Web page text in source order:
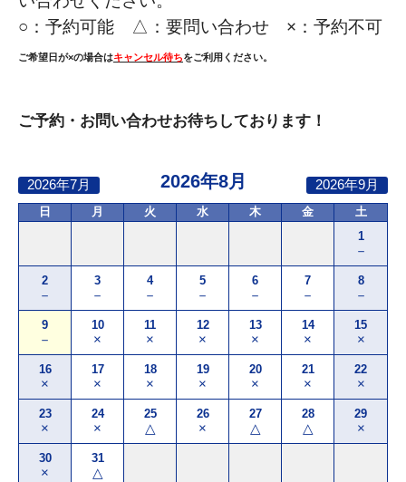
○： 予約可能 △：要問い合わせ ×：予約不可
ご希望日が×の場合はキャンセル待ちをご利用ください。
ご予約・お問い合わせお待ちしております！
2026年8月
日 月 火 水 木 金
土
1
－
2
－
3
－
4
－
5
－
6
－
7
－
8
－
9
－
10
×
11
×
12
×
13
×
14
×
15
×
16
×
17
×
18
×
19
×
20
×
21
×
22
×
23
×
24
×
25
△
26
×
27
△
28
△
29
×
30
×
31
△
2026年7月 2026年9月